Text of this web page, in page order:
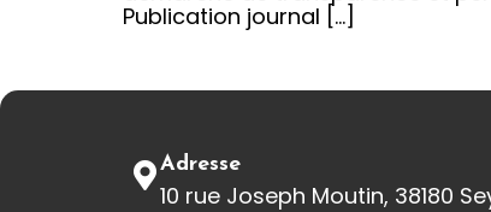
Publication journal […]
Adresse
10 rue Joseph Moutin, 38180